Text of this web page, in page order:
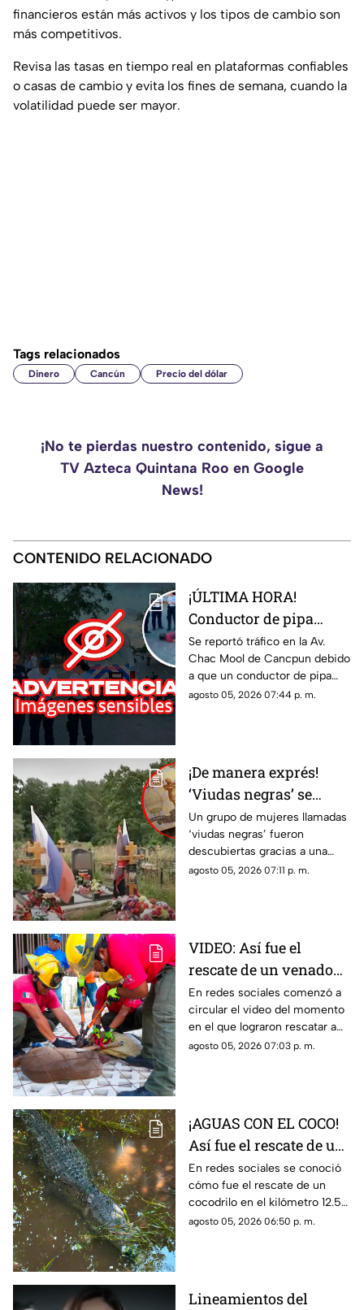
financieros están más activos y los tipos de cambio son
más competitivos.
Revisa las tasas en tiempo real en plataformas confiables
o casas de cambio y evita los fines de semana, cuando la
volatilidad puede ser mayor.
Tags relacionados
Dinero Cancún Precio del dólar
¡No te pierdas nuestro contenido, sigue a
TV Azteca Quintana Roo en Google
News!
CONTENIDO RELACIONADO
¡ÚLTIMA HORA!
Conductor de pipa
atropella a un hombre
en Av. Chac Mool de
Cancún; esto se sabe
Se reportó tráfico en la Av.
Chac Mool de Cancpun debido
a que un conductor de pipa
atropelló a un hombre.
agosto 05, 2026 07:44 p. m.
¡De manera exprés!
‘Viudas negras’ se
casan con soldados
para cobrar
indemnizaciones
Un grupo de mujeres llamadas
‘viudas negras’ fueron
descubiertas gracias a una
investigación que reveló que
agosto 05, 2026 07:11 p. m.
VIDEO: Así fue el
rescate de un venado
cola blanca en
Cozumel; quedó
atrapado en una malla
ciclónica
En redes sociales comenzó a
circular el video del momento
en el que lograron rescatar a
un venado cola blanca en
agosto 05, 2026 07:03 p. m.
¡AGUAS CON EL COCO!
Así fue el rescate de un
cocodrilo en la Zona
Hotelera de Cancún
En redes sociales se conoció
cómo fue el rescate de un
cocodrilo en el kilómetro 12.5
de la Zona Hotelera de Cancún.
agosto 05, 2026 06:50 p. m.
Lineamientos del